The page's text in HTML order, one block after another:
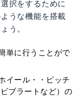
択をするために
うな機能を搭載
う。
単に行うことがで
イール・・ピッチ
ブラートなど）の